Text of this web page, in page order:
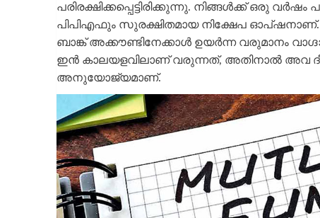
പരിരക്ഷിക്കപ്പെട്ടിരിക്കുന്നു. നിങ്ങള്‍ക്ക് ഒരു
പിപിഎഫും സുരക്ഷിതമായ നിക്ഷേപ
ബാങ്ക് അക്കൗണ്ടിനേക്കാള്‍ ഉയര്‍ന്ന വരുമാനം
ഇന്‍ കാലയളവിലാണ് വരുന്നത്, അതിനാല്‍ അവ
അനുയോജ്യമാണ്.